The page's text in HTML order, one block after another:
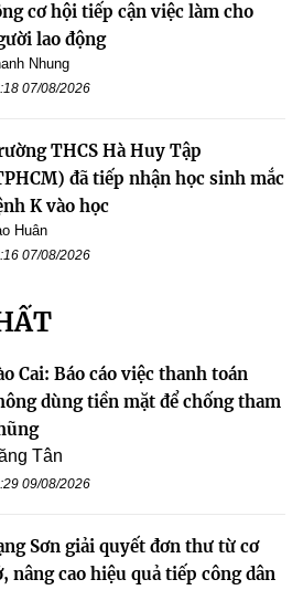
cơ hội tiếp cận việc làm cho
lao động
Nhung
07/08/2026
THCS Hà Huy Tập
đã tiếp nhận học sinh mắc
K vào học
Huân
07/08/2026
Cai: Báo cáo việc thanh toán
dùng tiền mặt để chống tham
Tân
09/08/2026
Sơn giải quyết đơn thư từ cơ
nâng cao hiệu quả tiếp công dân